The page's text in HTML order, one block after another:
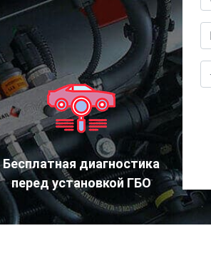
Бесплатная диагностика
перед установкой ГБО